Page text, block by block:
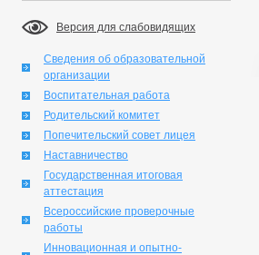
Версия для слабовидящих
Сведения об образовательной
организации
Воспитательная работа
Родительский комитет
Попечительский совет лицея
Наставничество
Государственная итоговая
аттестация
Всероссийские проверочные
работы
Инновационная и опытно-